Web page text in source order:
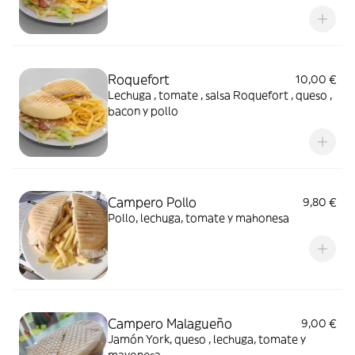
Roquefort
10,00 €
Lechuga , tomate , salsa Roquefort , queso ,
bacon y pollo
Campero Pollo
9,80 €
Pollo, lechuga, tomate y mahonesa
Campero Malagueño
9,00 €
Jamón York, queso , lechuga, tomate y